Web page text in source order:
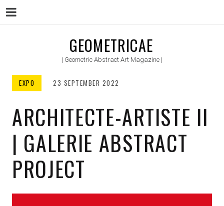
GEOMETRICAE
| Geometric Abstract Art Magazine |
EXPO 23 SEPTEMBER 2022
ARCHITECTE-ARTISTE II
| GALERIE ABSTRACT
PROJECT
Menu